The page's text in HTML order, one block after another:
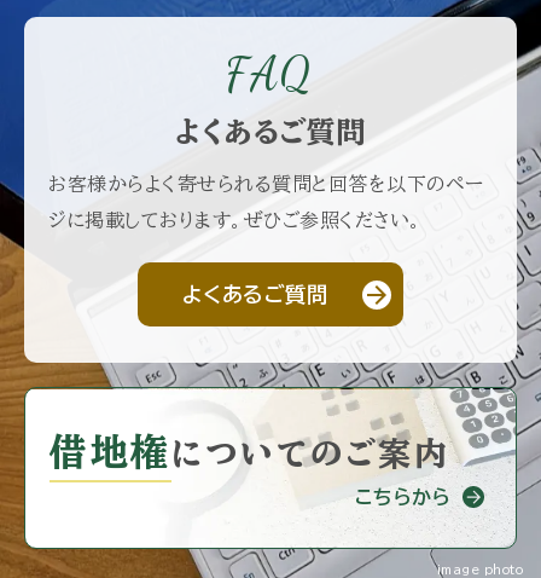
FAQ
よくあるご質問
お客様からよく寄せられる質問と回答を以下のペー
ジに掲載しております。ぜひご参照ください。
よくあるご質問 arrow_forward
借地権 に ついてのご案内
こちらから
image photo